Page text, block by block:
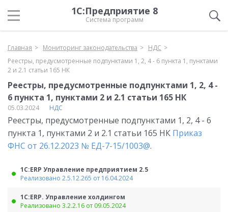
1С:Предприятие 8
Система программ
Главная Мониторинг законодательства
НДС
Реестры, предусмотренные подпунктами 1, 2, 4 - 6 пункта 1, пунктами
2 и 2.1 статьи 165 НК
Реестры, предусмотренные подпунктами 1, 2, 4 -
6 пункта 1, пунктами 2 и 2.1 статьи 165 НК
05.03.2024 НДС
Реестры, предусмотренные подпунктами 1, 2, 4 - 6
пункта 1, пунктами 2 и 2.1 статьи 165 НК Приказ
ФНС от 26.12.2023 № ЕД-7-15/1003@.
1С:ERP Управление предприятием 2.5
Реализовано 2.5.12.265 от 16.04.2024
1С:ERP. Управление холдингом
Реализовано 3.2.2.16 от 09.05.2024